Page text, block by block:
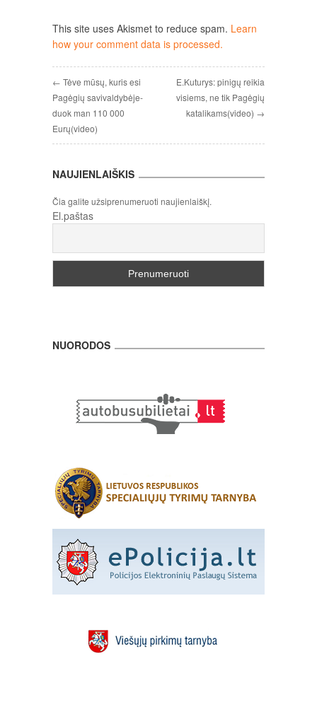
This site uses Akismet to reduce spam. Learn
how your comment data is processed.
← Tėve mūsų, kuris esi
Pagėgių savivaldybėje-
duok man 110 000
Eurų(video)
E.Kuturys: pinigų reikia
visiems, ne tik Pagėgių
katalikams(video) →
NAUJIENLAIŠKIS
Čia galite užsiprenumeruoti naujienlaiškį.
El.paštas
NUORODOS